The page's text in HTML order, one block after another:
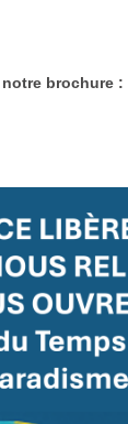
brochure :